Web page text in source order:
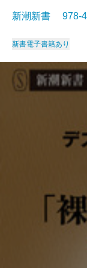
新潮新書 978-
新書電子書籍あり